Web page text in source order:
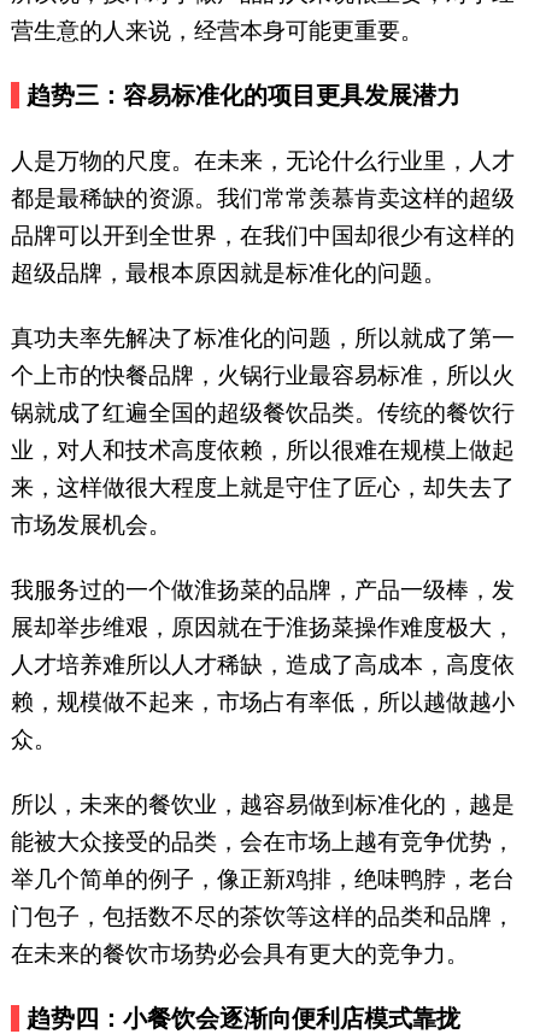
营生意的人来说，经营本身可能更重要。
趋势三：容易标准化的项目更具发展潜力
人是万物的尺度。在未来，无论什么行业里，人才
都是最稀缺的资源。我们常常羡慕肯卖这样的超级
品牌可以开到全世界，在我们中国却很少有这样的
超级品牌，最根本原因就是标准化的问题。
真功夫率先解决了标准化的问题，所以就成了第一
个上市的快餐品牌，火锅行业最容易标准，所以火
锅就成了红遍全国的超级餐饮品类。传统的餐饮行
业，对人和技术高度依赖，所以很难在规模上做起
来，这样做很大程度上就是守住了匠心，却失去了
市场发展机会。
我服务过的一个做淮扬菜的品牌，产品一级棒，发
展却举步维艰，原因就在于淮扬菜操作难度极大，
人才培养难所以人才稀缺，造成了高成本，高度依
赖，规模做不起来，市场占有率低，所以越做越小
众。
所以，未来的餐饮业，越容易做到标准化的，越是
能被大众接受的品类，会在市场上越有竞争优势，
举几个简单的例子，像正新鸡排，绝味鸭脖，老台
门包子，包括数不尽的茶饮等这样的品类和品牌，
在未来的餐饮市场势必会具有更大的竞争力。
趋势四：小餐饮会逐渐向便利店模式靠拢